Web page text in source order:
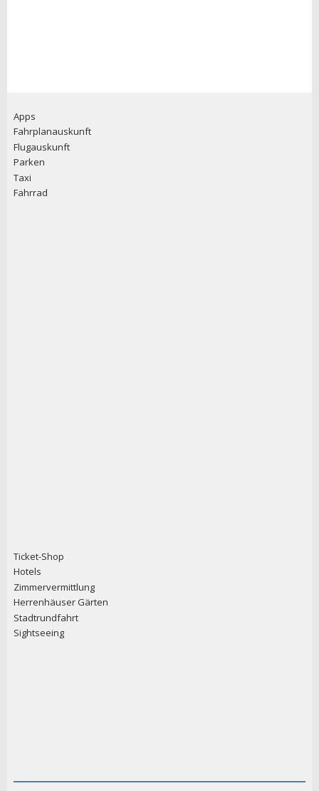
Apps
Fahrplanauskunft
Flugauskunft
Parken
Taxi
Fahrrad
Ticket-Shop
Hotels
Zimmervermittlung
Herrenhäuser Gärten
Stadtrundfahrt
Sightseeing